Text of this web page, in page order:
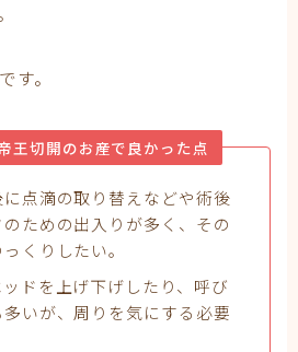
す。
王切開のお産で良かった点
点滴の取り替えなどや術後
ための出入りが多く、その
くりしたい。
ドを上げ下げしたり、呼び
いが、周りを気にする必要